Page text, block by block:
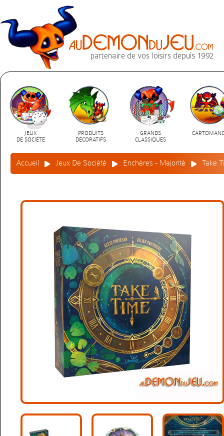
JEUX
DE SOCIÉTÉ
PRODUITS
DÉCORATIFS
GRANDS
CLASSIQUES
Accueil Jeux De Société Enchères - Majorité Take